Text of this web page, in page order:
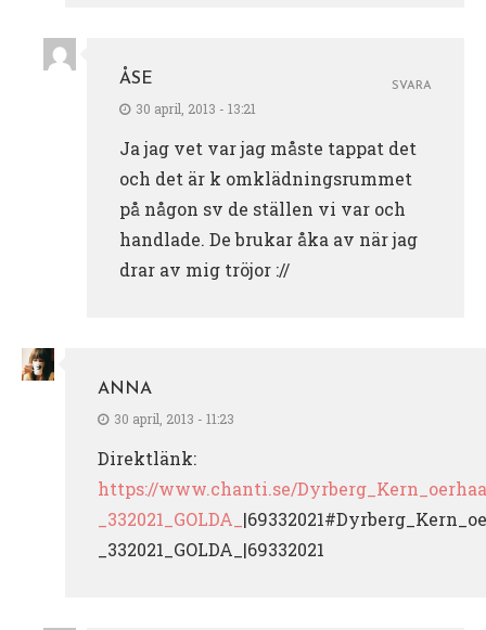
ÅSE
30 april, 2013 - 13:21
Ja jag vet var jag måste tappat det
och det är k omklädningsrummet
på någon sv de ställen vi var och
handlade. De brukar åka av när jag
drar av mig tröjor ://
SVARA
ANNA
30 april, 2013 - 11:23
Direktlänk:
https://www.chanti.se/
_332021_GOLDA_
_332021_GOLDA_|69332021